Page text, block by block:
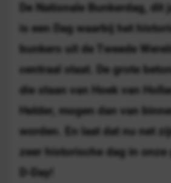
De Nationale Bunkerdag, dit
is een Dag waarbij het
bunkers uit de Tweede
centraal staat. De grote
die staan van Hoek van
Helder, mogen dan van
worden. En laat dat nu net
zeer historische dag in onze
D-Day!